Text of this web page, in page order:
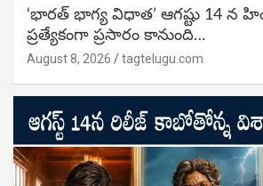
‘భారత్ భాగ్య విధాత’ ఆగష్టు 14 న
ప్రత్యేకంగా ప్రసారం కానుంది…
August 8, 2026 tagtelugu.com